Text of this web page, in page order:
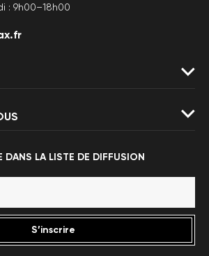
: 9h00–18h00
DANS LA LISTE DE DIFFUSION
S’inscrire